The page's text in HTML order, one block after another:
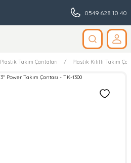
0549 628 10 40
Plastik Takım Çantaları Plastik Kilitli Takım